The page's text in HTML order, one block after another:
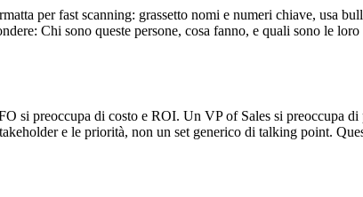
per fast scanning: grassetto nomi e numeri chiave, usa
Chi sono queste persone, cosa fanno, e quali sono le
si preoccupa di costo e ROI. Un VP of Sales si preoccupa
e le priorità, non un set generico di talking point.